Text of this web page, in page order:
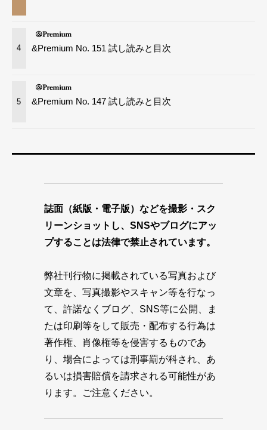
4 &Premium No. 151 試し読みと目次
5 &Premium No. 147 試し読みと目次
誌面（紙版・電子版）などを撮影・スク
リーンショットし、SNSやブログにアッ
プすることは法律で禁止されています。
弊社刊行物に掲載されている写真および
文章を、写真撮影やスキャン等を行なっ
て、許諾なくブログ、SNS等に公開、ま
たは印刷等をして販売・配布する行為は
著作権、肖像権等を侵害するものであ
り、場合によっては刑事罰が科され、あ
るいは損害賠償を請求される可能性があ
ります。ご注意ください。